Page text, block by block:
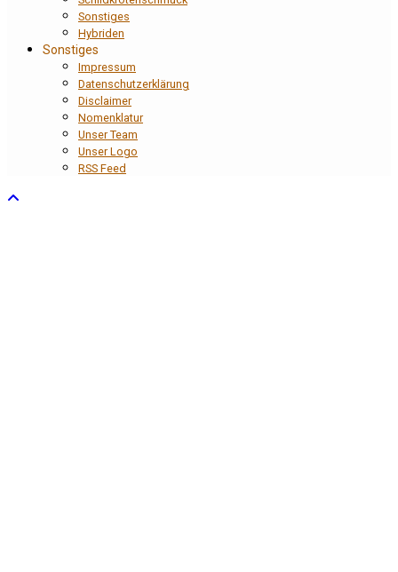
Sonstiges
Hybriden
Sonstiges
Impressum
Datenschutzerklärung
Disclaimer
Nomenklatur
Unser Team
Unser Logo
RSS Feed